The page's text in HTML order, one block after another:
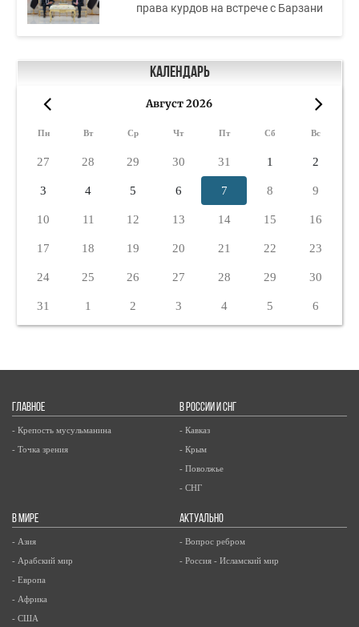
права курдов на встрече с Барзани
Календарь
Август 2026
Пн Вт Ср Чт Пт Сб Вс
27 28 29 30 31 1 2
3 4 5 6 7 8 9
10 11 12 13 14 15 16
17 18 19 20 21 22 23
24 25 26 27 28 29 30
31 1 2 3 4 5 6
ГЛАВНОЕ
- Крепость мусульманина
- Точка зрения
В РОССИИ И СНГ
- Кавказ
- Крым
- Поволжье
- СНГ
В МИРЕ
- Азия
- Арабский мир
- Европа
- Африка
- США
АКТУАЛЬНО
- Вопрос ребром
- Россия - Исламский мир